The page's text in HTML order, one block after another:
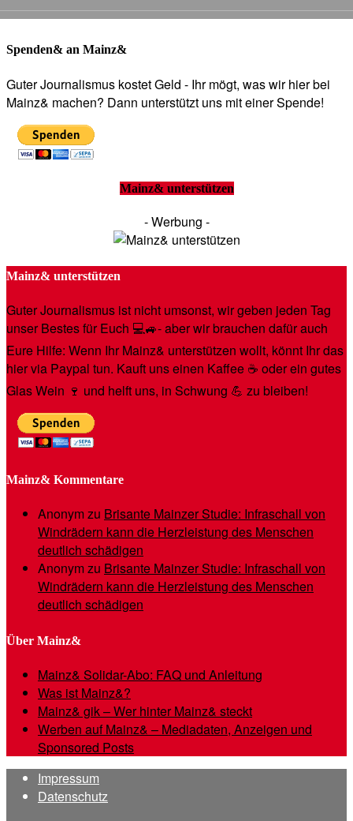
Spenden& an Mainz&
Guter Journalismus kostet Geld - Ihr mögt, was wir hier bei
Mainz& machen? Dann unterstützt uns mit einer Spende!
Mainz& unterstützen
- Werbung -
Mainz& unterstützen
Guter Journalismus ist nicht umsonst, wir geben jeden Tag
unser Bestes für Euch 💻🚙- aber wir brauchen dafür auch
Eure Hilfe: Wenn Ihr Mainz& unterstützen wollt, könnt Ihr das
hier via Paypal tun. Kauft uns einen Kaffee ☕️ oder ein gutes
Glas Wein 🍷 und helft uns, in Schwung 💪 zu bleiben!
Mainz& Kommentare
Anonymzu Brisante Mainzer Studie: Infraschall von
Windrädern kann die Herzleistung des Menschen
deutlich schädigen
Anonymzu Brisante Mainzer Studie: Infraschall von
Windrädern kann die Herzleistung des Menschen
deutlich schädigen
Über Mainz&
Mainz& Solidar-Abo: FAQ und Anleitung
Was ist Mainz&?
Mainz& gik – Wer hinter Mainz& steckt
Werben auf Mainz& – Mediadaten, Anzeigen und
Sponsored Posts
Impressum
Datenschutz